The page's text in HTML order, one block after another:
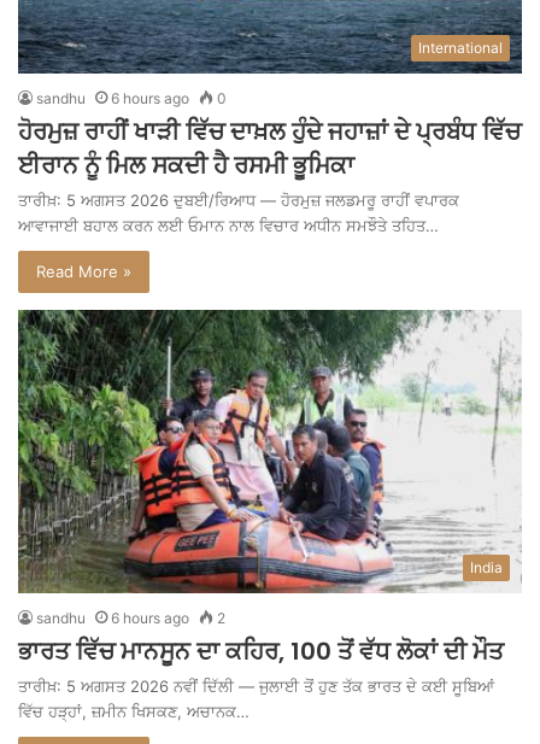
International
sandhu 6 hours ago 0
ਹੋਰਮੁਜ਼ ਰਾਹੀਂ ਖਾੜੀ ਵਿੱਚ ਦਾਖ਼ਲ ਹੁੰਦੇ ਜਹਾਜ਼ਾਂ ਦੇ ਪ੍ਰਬੰਧ ਵਿੱਚ
ਈਰਾਨ ਨੂੰ ਮਿਲ ਸਕਦੀ ਹੈ ਰਸਮੀ ਭੂਮਿਕਾ
ਤਾਰੀਖ਼: 5 ਅਗਸਤ 2026 ਦੁਬਈ/ਰਿਆਧ — ਹੋਰਮੁਜ਼ ਜਲਡਮਰੂ ਰਾਹੀਂ ਵਪਾਰਕ
ਆਵਾਜਾਈ ਬਹਾਲ ਕਰਨ ਲਈ ਓਮਾਨ ਨਾਲ ਵਿਚਾਰ ਅਧੀਨ ਸਮਝੌਤੇ ਤਹਿਤ…
Read More »
India
sandhu 6 hours ago 2
ਭਾਰਤ ਵਿੱਚ ਮਾਨਸੂਨ ਦਾ ਕਹਿਰ, 100 ਤੋਂ ਵੱਧ ਲੋਕਾਂ ਦੀ ਮੌਤ
ਤਾਰੀਖ਼: 5 ਅਗਸਤ 2026 ਨਵੀਂ ਦਿੱਲੀ — ਜੁਲਾਈ ਤੋਂ ਹੁਣ ਤੱਕ ਭਾਰਤ ਦੇ ਕਈ ਸੂਬਿਆਂ
ਵਿੱਚ ਹੜ੍ਹਾਂ, ਜ਼ਮੀਨ ਖਿਸਕਣ, ਅਚਾਨਕ…